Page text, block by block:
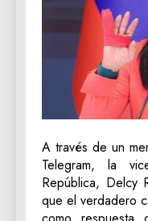
A través de un
Telegram, la
República, Delcy
que el verdadero